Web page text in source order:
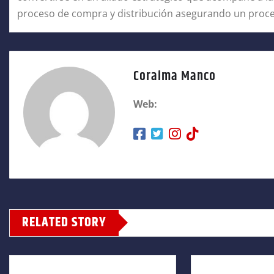
proceso de compra y distribución asegurando un
Coraima Manco
Web:
RELATED STORY